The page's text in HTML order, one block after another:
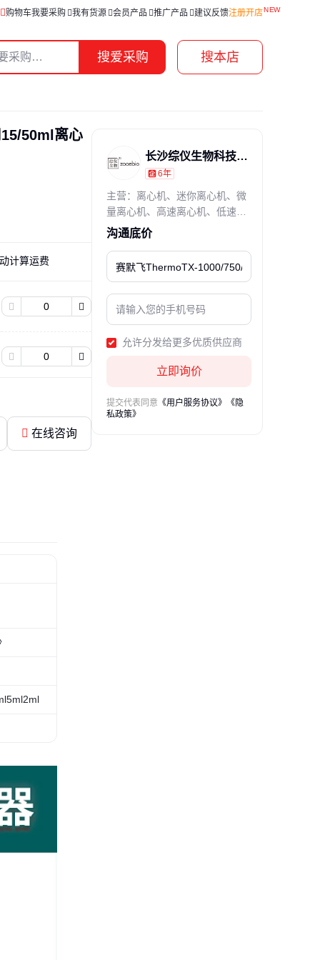
购物车我要采购 我有货源 会员产品 推广产品 建议反馈注册开店
搜爱采购 搜本店
50ml离心
计算运费
在线咨询
长沙综仪生物科技有限公司
6年
主营：离心机、迷你离心机、微
量离心机、高速离心机、低速离
心机、大容量离心机、冷冻离心
心机、定位离心模块、离心机维
修、离心机租赁、离心机适配
瓶、离心管、离心杯、250ml离
心瓶、500ml离心瓶、750ml离
心瓶、400ml离心瓶、1000ml离
离心瓶、离心管适配器
沟通底价
允许分发给更多优质供应商
立即询价
提交代表同意 《用户服务协议》
《隐
私政策》